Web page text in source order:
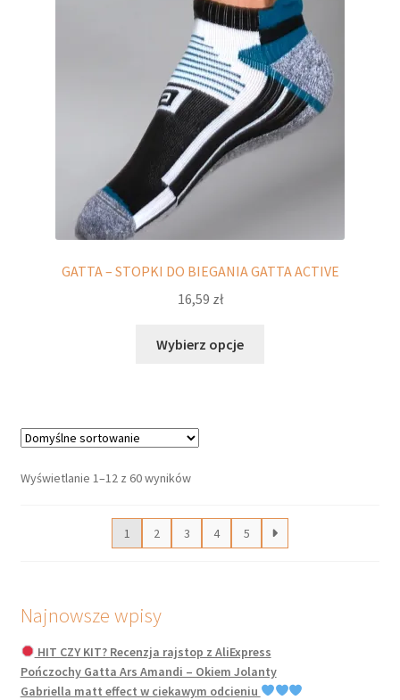
wybrać
na
stronie
produktu
GATTA – STOPKI DO BIEGANIA GATTA ACTIVE
16,59 zł
Wybierz opcje
stronie
Wyświetlanie 1–12 z 60 wyników
1 2 3 4 5
Najnowsze wpisy
HIT CZY KIT? Recenzja rajstop z AliExpress
Pończochy Gatta Ars Amandi – Okiem Jolanty
Gabriella matt effect w ciekawym odcieniu